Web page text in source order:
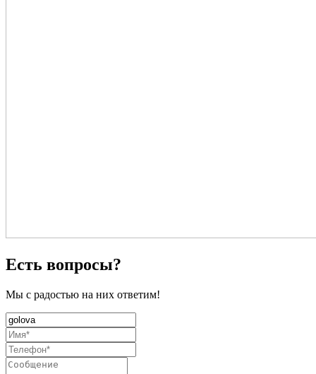
Есть вопросы?
Мы с радостью на них ответим!